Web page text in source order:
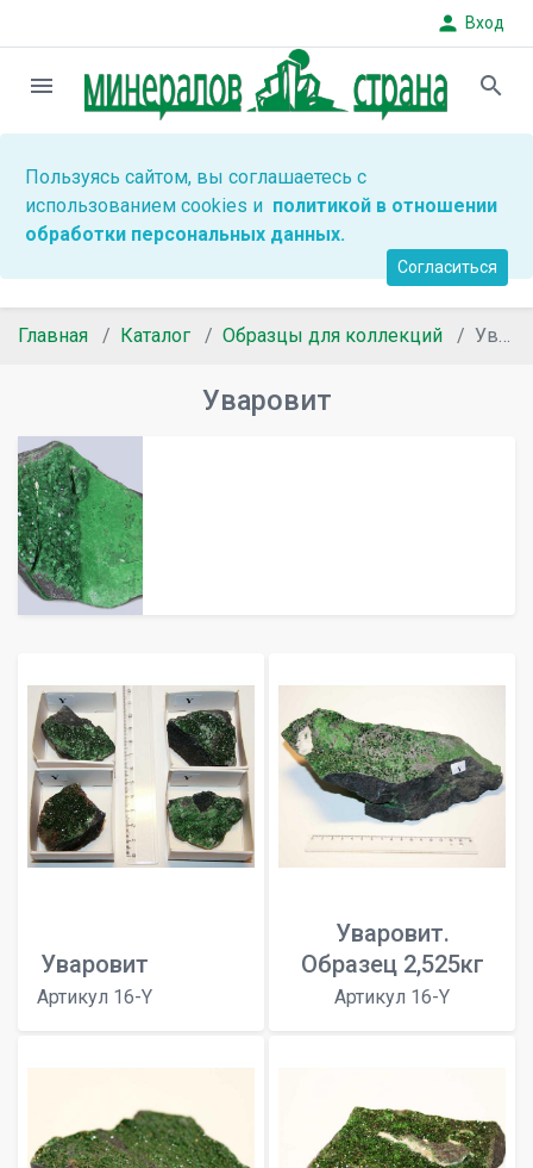
person Вход
menu search
Пользуясь сайтом, вы соглашаетесь с
использованием cookies и политикой в отношении
обработки персональных данных.
Согласиться
Главная Каталог Образцы для коллекций Уваровит
Уваровит
Уваровит
Артикул 16-Y
Уваровит.
Образец 2,525кг
Артикул 16-Y